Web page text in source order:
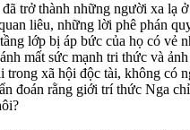
trở thành những người xa lạ
liêu, những lời phê phán
lớp bị áp bức của họ có vẻ
mất sức mạnh tri thức và
trong xã hội độc tài, không có
đoán rằng giới trí thức Nga